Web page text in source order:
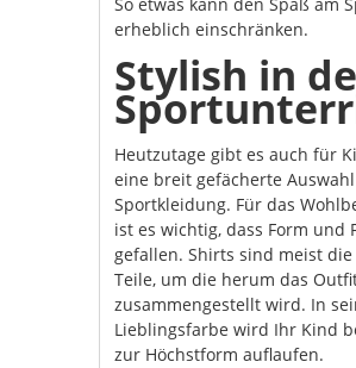
erheblich einschränken.
Stylish in
Heutzutage gibt es auch für
eine breit gefächerte
Sportkleidung. Für das
ist es wichtig, dass Form und
gefallen. Shirts sind meist die
Teile, um die herum das
zusammengestellt wird. In
Lieblingsfarbe wird Ihr Kind
zur Höchstform auflaufen.